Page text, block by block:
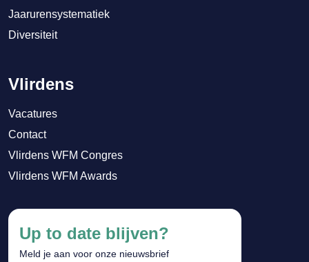
Jaarurensystematiek
Diversiteit
Vlirdens
Vacatures
Contact
Vlirdens WFM Congres
Vlirdens WFM Awards
Up to date blijven?
Meld je aan voor onze nieuwsbrief